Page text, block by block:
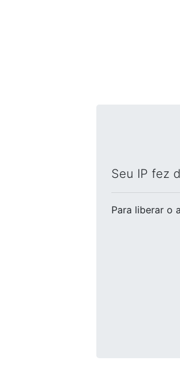
Seu IP fez
Para liberar o